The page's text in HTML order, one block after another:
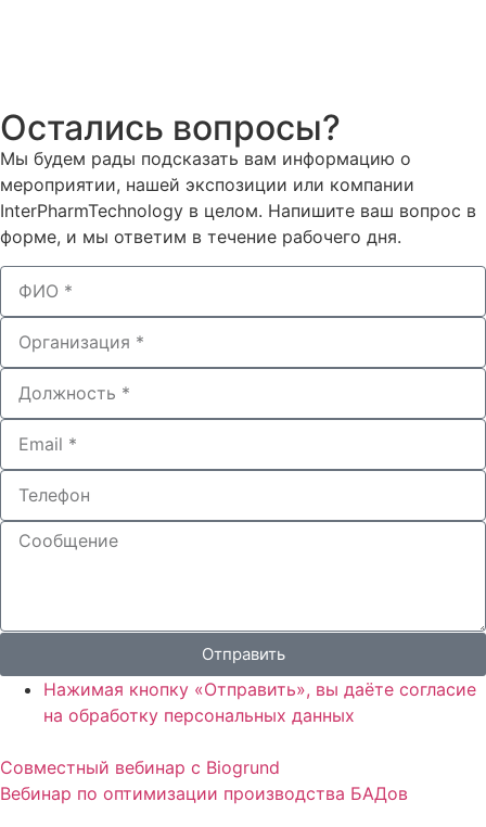
Остались вопросы?
Мы будем рады подсказать вам информацию о
мероприятии, нашей экспозиции или компании
InterPharmTechnology в целом. Напишите ваш вопрос в
форме, и мы ответим в течение рабочего дня.
Отправить
Нажимая кнопку «Отправить», вы даёте согласие
на обработку персональных данных
Совместный вебинар с Biogrund
Вебинар по оптимизации производства БАДов